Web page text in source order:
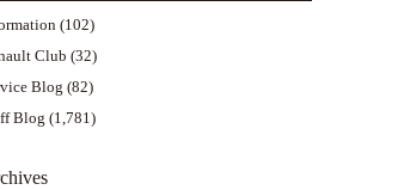
(102)
Club (32)
Blog (82)
Blog (1,781)